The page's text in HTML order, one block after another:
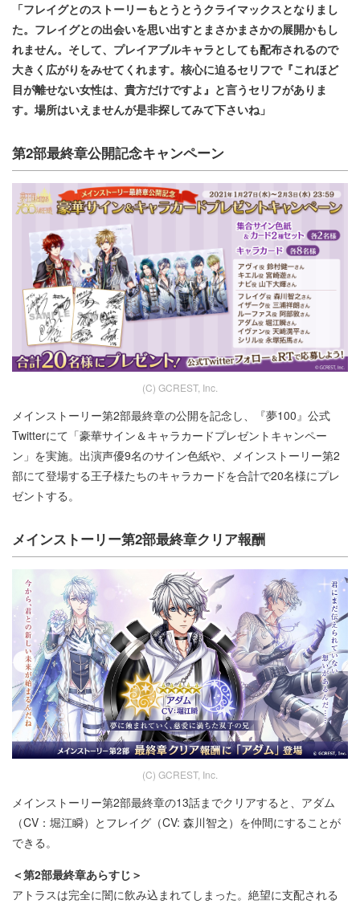
「フレイグとのストーリーもとうとうクライマックスとなりまし
た。フレイグとの出会いを思い出すとまさかまさかの展開かもし
れません。そして、プレイアブルキャラとしても配布されるので
大きく広がりをみせてくれます。核心に迫るセリフで『これほど
目が離せない女性は、貴方だけですよ』と言うセリフがありま
す。場所はいえませんが是非探してみて下さいね」
第2部最終章公開記念キャンペーン
(C) GCREST, Inc.
メインストーリー第2部最終章の公開を記念し、『夢100』公式
Twitterにて「豪華サイン＆キャラカードプレゼントキャンペー
ン」を実施。出演声優9名のサイン色紙や、メインストーリー第2
部にて登場する王子様たちのキャラカードを合計で20名様にプレ
ゼントする。
メインストーリー第2部最終章クリア報酬
(C) GCREST, Inc.
メインストーリー第2部最終章の13話までクリアすると、アダム
（CV：堀江瞬）とフレイグ（CV: 森川智之）を仲間にすることが
できる。
＜第2部最終章あらすじ＞
アトラスは完全に闇に飲み込まれてしまった。絶望に支配される